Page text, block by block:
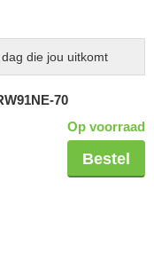
die jou uitkomt
70
Op voorraad
Bestel